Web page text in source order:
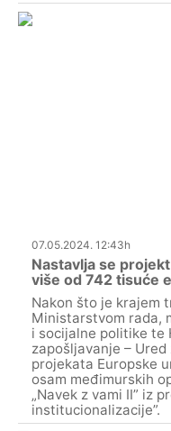
07.05.2024. 12:43h
Nastavlja se
više od 742 tisuće
Nakon što je krajem
Ministarstvom rada,
i socijalne politike te
zapošljavanje –
projekata Europske
osam međimurskih
„Navek z vami II” iz
institucionalizacije”.